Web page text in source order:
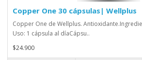
Copper One 30 cápsulas| Wellplus
Copper One de Wellplus.
Uso: 1 cápsula al díaCápsu..
$24.900